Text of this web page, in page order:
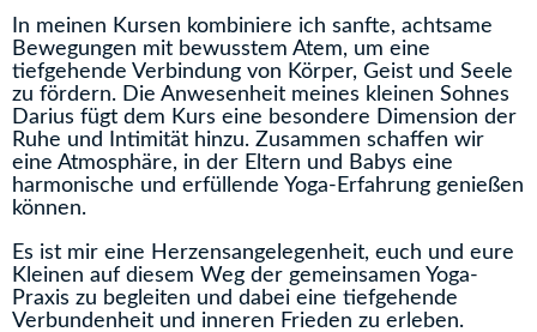
In meinen Kursen kombiniere ich sanfte, achtsame
Bewegungen mit bewusstem Atem, um eine
tiefgehende Verbindung von Körper, Geist und Seele
zu fördern. Die Anwesenheit meines kleinen Sohnes
Darius fügt dem Kurs eine besondere Dimension der
Ruhe und Intimität hinzu. Zusammen schaffen wir
eine Atmosphäre, in der Eltern und Babys eine
harmonische und erfüllende Yoga-Erfahrung genießen
können.
Es ist mir eine Herzensangelegenheit, euch und eure
Kleinen auf diesem Weg der gemeinsamen Yoga-
Praxis zu begleiten und dabei eine tiefgehende
Verbundenheit und inneren Frieden zu erleben.